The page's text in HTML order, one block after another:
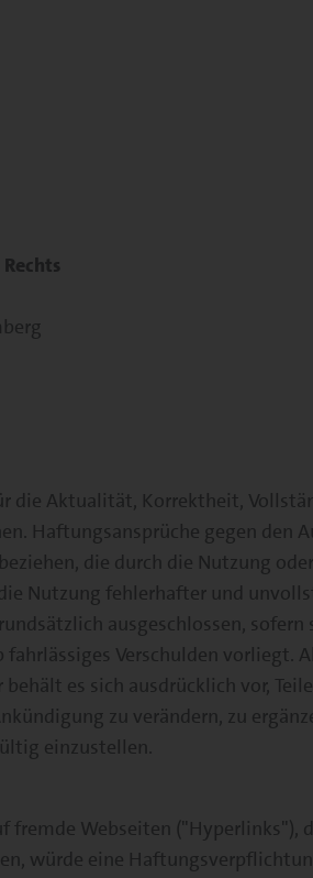
die Aktualität, Korrektheit,
Haftungsansprüche gegen den
die durch die Nutzung
Nutzung fehlerhafter und
ausgeschlossen, sofern
Verschulden vorliegt.
es sich ausdrücklich vor,
zu verändern, zu
einzustellen.
fremde Webseiten ("Hyperlinks"),
würde eine